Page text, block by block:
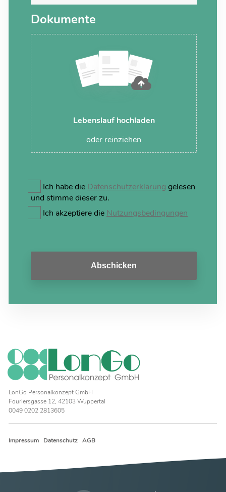
Dokumente
Lebenslauf hochladen
oder reinziehen
Ich habe die Datenschutzerklärung gelesen
und stimme dieser zu.
Ich akzeptiere die Nutzungsbedingungen
Abschicken
LonGo Personalkonzept GmbH
Fouriersgasse 12, 42103 Wuppertal
0049 0202 2813605
Impressum Datenschutz AGB